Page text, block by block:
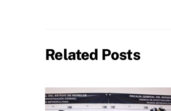
Related Posts